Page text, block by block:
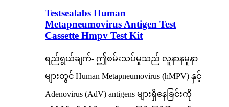
Testsealabs Human
Metapneumovirus Antigen Test
Cassette Hmpv Test Kit
ရည်ရွယ်ချက်- ဤစမ်းသပ်မှုသည် လူနာနမူနာ
များတွင် Human Metapneumovirus (hMPV) နှင့်
Adenovirus (AdV) antigens များရှိနေခြင်းကို